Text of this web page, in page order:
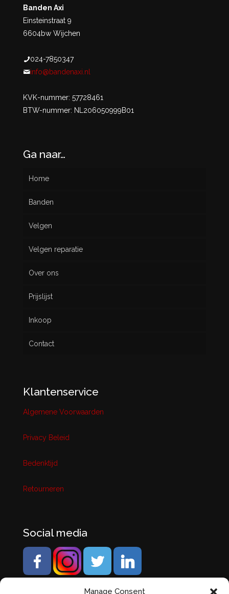
Manage Consent
Banden Axi
Einsteinstraat 9
6604bw Wijchen
024-7850347
info@bandenaxi.nl
KVK-nummer: 57728461
BTW-nummer: NL206050999B01
Ga naar…
Home
Banden
Nieuw
Gebruikt
Velgen
Velgen reparatie
Over ons
Prijslijst
Inkoop
Contact
Klantenservice
Algemene Voorwaarden
Privacy Beleid
Bedenktijd
Retourneren
Social media